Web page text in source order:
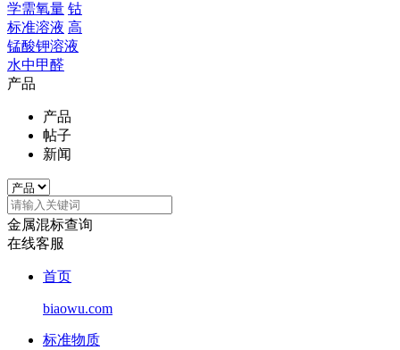
学需氧量 钴
标准溶液 高
锰酸钾溶液
水中甲醛
产品
产品
帖子
新闻
金属混标查询
在线客服
首页
biaowu.com
标准物质